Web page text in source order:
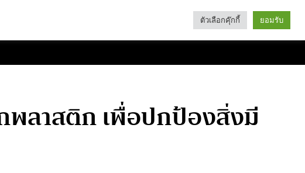
Categories
กพลาสติก เพื่อปกป้องสิ่งมี
ตัวเลือกคุ๊กกี้ ยอมรับ